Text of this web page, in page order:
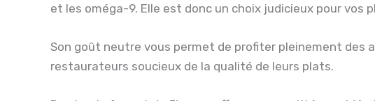
et les oméga-9. Elle est donc un choix judicieux pour vos
Son goût neutre vous permet de profiter pleinement des
restaurateurs soucieux de la qualité de leurs plats.